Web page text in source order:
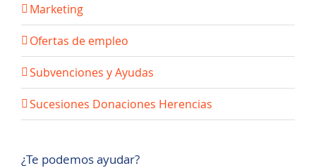
Marketing
Ofertas de empleo
Subvenciones y Ayudas
Sucesiones Donaciones Herencias
¿Te podemos ayudar?